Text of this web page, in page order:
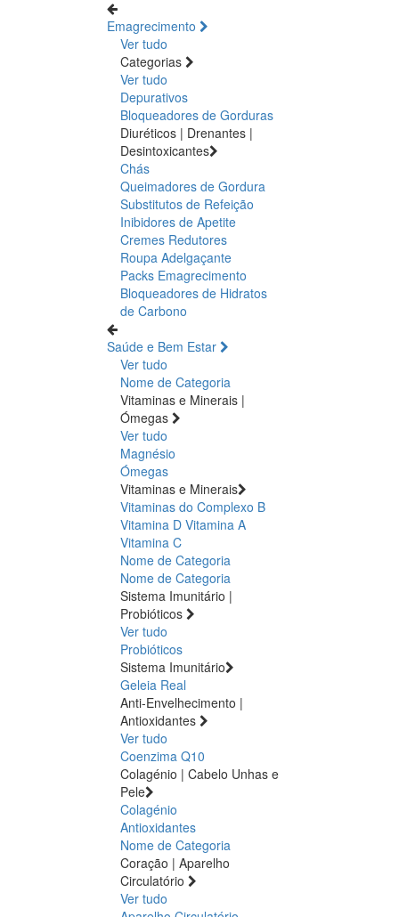
Emagrecimento
Ver tudo
Categorias
Ver tudo
Depurativos
Bloqueadores de Gorduras
Diuréticos | Drenantes |
Desintoxicantes
Chás
Queimadores de Gordura
Substitutos de Refeição
Inibidores de Apetite
Cremes Redutores
Roupa Adelgaçante
Packs Emagrecimento
Bloqueadores de Hidratos
de Carbono
Saúde e Bem Estar
Ver tudo
Nome de Categoria
Vitaminas e Minerais |
Ómegas
Ver tudo
Magnésio
Ómegas
Vitaminas e Minerais
Vitaminas do Complexo B
Vitamina D Vitamina A
Vitamina C
Nome de Categoria
Nome de Categoria
Sistema Imunitário |
Probióticos
Ver tudo
Probióticos
Sistema Imunitário
Geleia Real
Anti-Envelhecimento |
Antioxidantes
Ver tudo
Coenzima Q10
Colagénio | Cabelo Unhas e
Pele
Colagénio
Antioxidantes
Nome de Categoria
Coração | Aparelho
Circulatório
Ver tudo